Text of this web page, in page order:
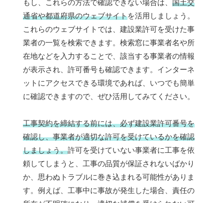
もし、これらの方法で確認できない場合は、 国土交
通省や都道府県のウェブサイトを活用しましょう。
これらのウェブサイトでは、建設業許可を受けた事
業者の一覧を検索できます。検索窓に事業者名や所
在地などを入力することで、該当する事業者の情報
が表示され、許可番号も確認できます。インターネ
ットにアクセスできる環境であれば、いつでも簡単
に確認できますので、ぜひ活用してみてください。
工事契約を締結する前には、必ず建設業許可番号を
確認し、事業者が適切な許可を受けているかを確認
しましょう。許可を受けていない事業者に工事を依
頼してしまうと、工事の品質が保証されないばかり
か、思わぬトラブルに巻き込まれる可能性がありま
す。例えば、工事中に事故が発生した場合、責任の